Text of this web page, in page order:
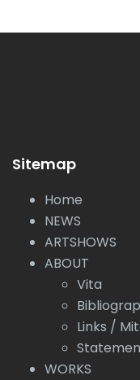
Sitemap
Home
NEWS
ARTSHOWS
ABOUT
Vita
Links /
WORKS